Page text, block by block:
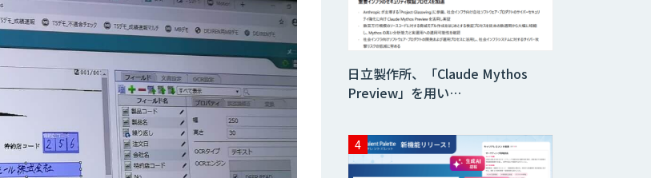
日立製作所、「Claude Mythos
Preview」を用い…